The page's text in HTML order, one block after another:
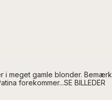
i meget gamle blonder. Bemærk
forekommer...SE BILLEDER